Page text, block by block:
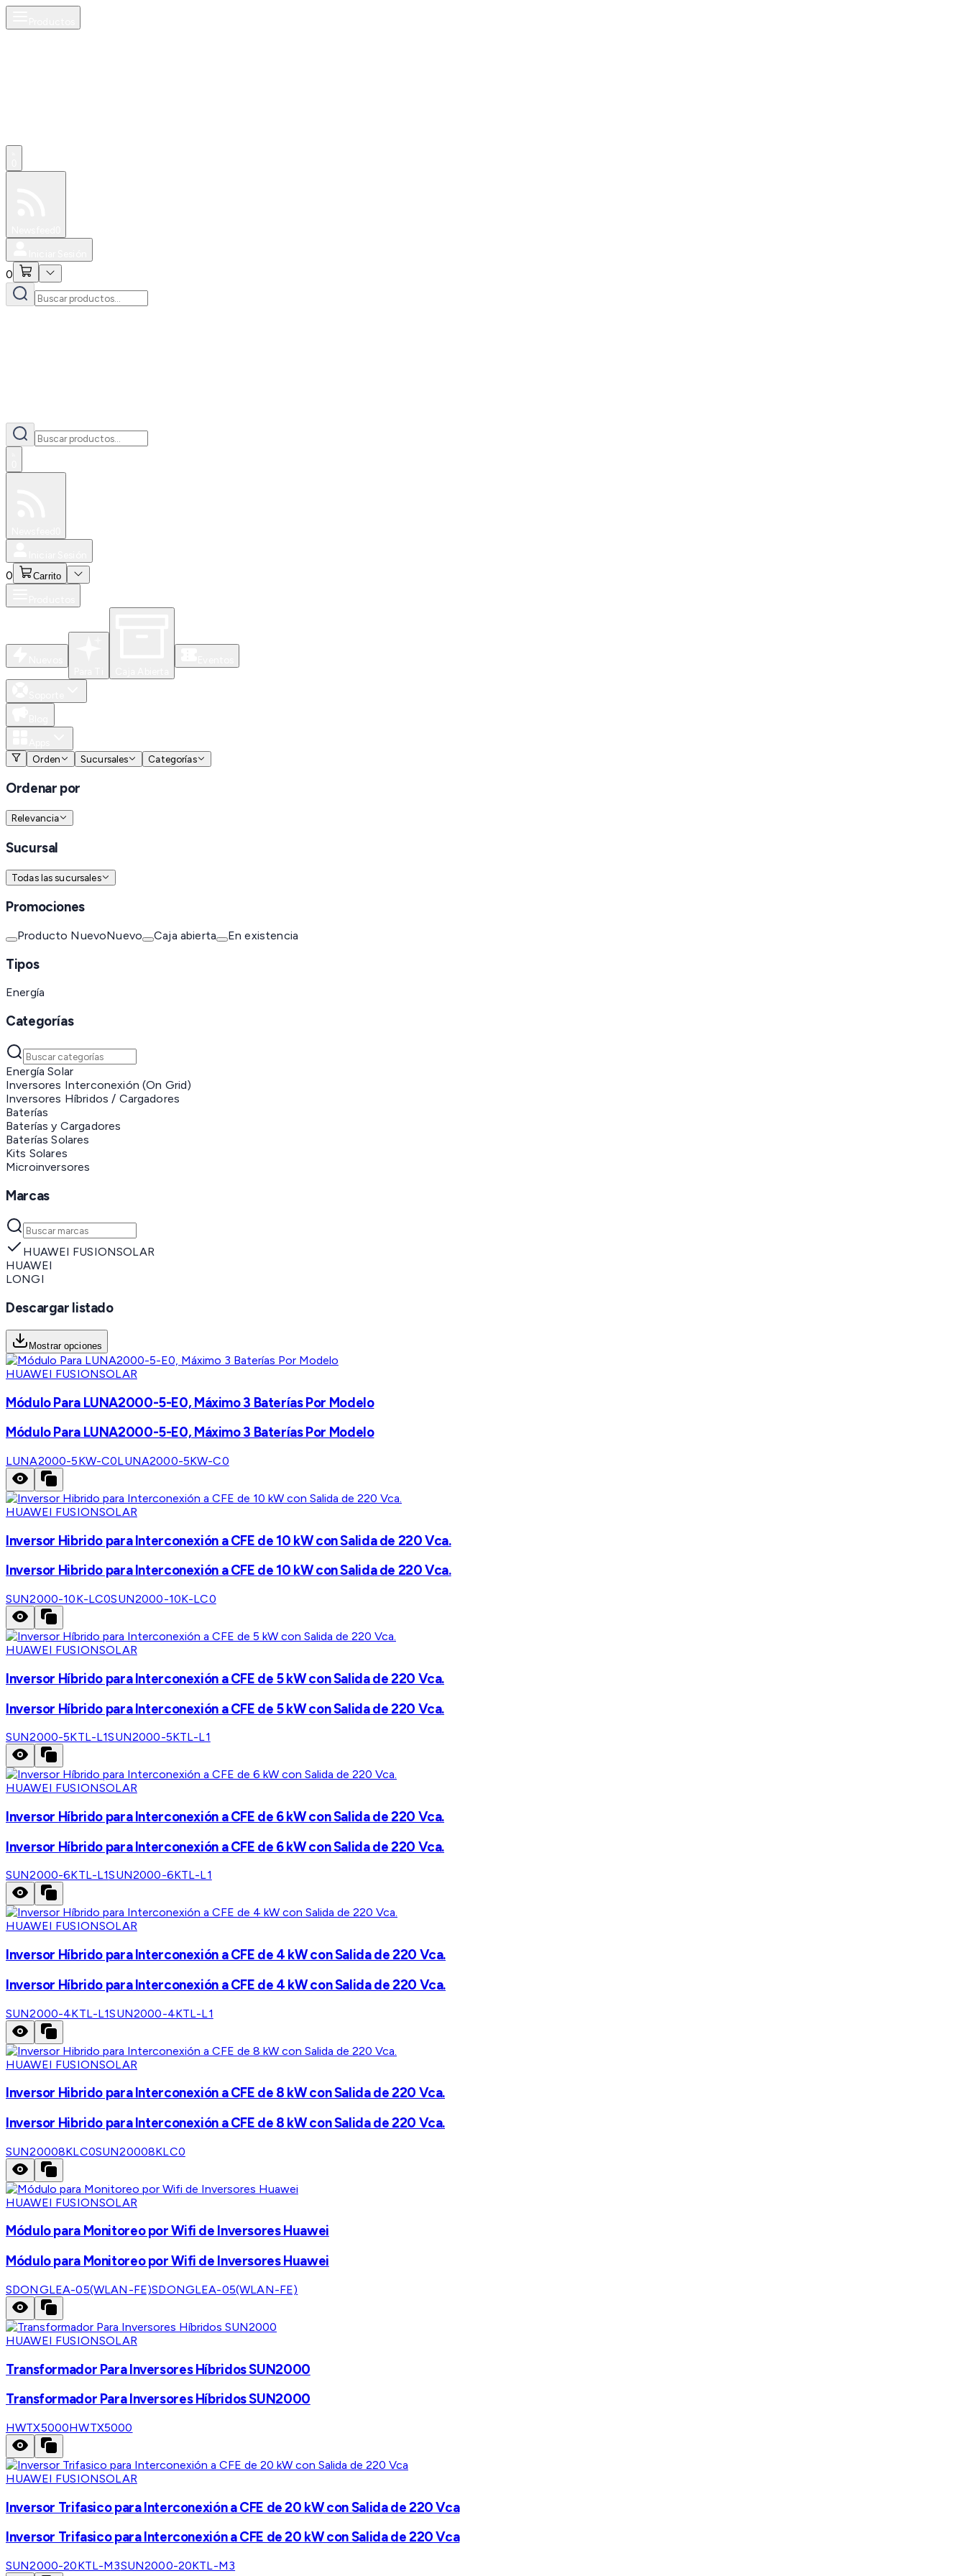
0
0 Carrito
Orden
Sucursales Categorías
Ordenar por
Relevancia
Sucursal
Todas las sucursales
Promociones
Producto NuevoNuevo Caja abierta En existencia
Tipos
Energía
Categorías
Energía Solar
Inversores Interconexión (On Grid)
Inversores Híbridos / Cargadores
Baterías
Baterías y Cargadores
Baterías Solares
Kits Solares
Microinversores
Marcas
HUAWEI FUSIONSOLAR
HUAWEI
LONGI
Descargar listado
Mostrar opciones
HUAWEI FUSIONSOLAR
Módulo Para LUNA2000-5-E0, Máximo 3 Baterías Por Modelo
Módulo Para LUNA2000-5-E0, Máximo 3 Baterías Por Modelo
LUNA2000-5KW-C0LUNA2000-5KW-C0
HUAWEI FUSIONSOLAR
Inversor Hibrido para Interconexión a CFE de 10 kW con Salida de 220 Vca.
Inversor Hibrido para Interconexión a CFE de 10 kW con Salida de 220 Vca.
SUN2000-10K-LC0SUN2000-10K-LC0
HUAWEI FUSIONSOLAR
Inversor Híbrido para Interconexión a CFE de 5 kW con Salida de 220 Vca.
Inversor Híbrido para Interconexión a CFE de 5 kW con Salida de 220 Vca.
SUN2000-5KTL-L1SUN2000-5KTL-L1
HUAWEI FUSIONSOLAR
Inversor Híbrido para Interconexión a CFE de 6 kW con Salida de 220 Vca.
Inversor Híbrido para Interconexión a CFE de 6 kW con Salida de 220 Vca.
SUN2000-6KTL-L1SUN2000-6KTL-L1
HUAWEI FUSIONSOLAR
Inversor Híbrido para Interconexión a CFE de 4 kW con Salida de 220 Vca.
Inversor Híbrido para Interconexión a CFE de 4 kW con Salida de 220 Vca.
SUN2000-4KTL-L1SUN2000-4KTL-L1
HUAWEI FUSIONSOLAR
Inversor Hibrido para Interconexión a CFE de 8 kW con Salida de 220 Vca.
Inversor Hibrido para Interconexión a CFE de 8 kW con Salida de 220 Vca.
SUN20008KLC0SUN20008KLC0
HUAWEI FUSIONSOLAR
Módulo para Monitoreo por Wifi de Inversores Huawei
Módulo para Monitoreo por Wifi de Inversores Huawei
SDONGLEA-05(WLAN-FE)SDONGLEA-05(WLAN-FE)
HUAWEI FUSIONSOLAR
Transformador Para Inversores Híbridos SUN2000
Transformador Para Inversores Híbridos SUN2000
HWTX5000HWTX5000
HUAWEI FUSIONSOLAR
Inversor Trifasico para Interconexión a CFE de 20 kW con Salida de 220 Vca
Inversor Trifasico para Interconexión a CFE de 20 kW con Salida de 220 Vca
SUN2000-20KTL-M3SUN2000-20KTL-M3